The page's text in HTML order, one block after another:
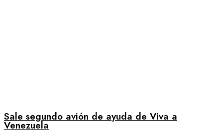
Sale segundo avión de ayuda de Viva a
Venezuela